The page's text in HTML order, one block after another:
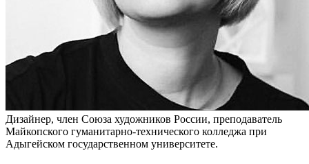
Дизайнер, член Союза художников России, преподаватель
Майкопского гуманитарно-технического колледжа при
Адыгейском государственном университете.